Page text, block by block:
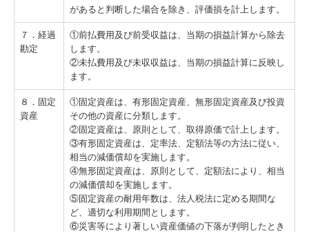
があると判断した場合を除き、評価損を計上します。
７．経過
勘定
①前払費用及び前受収益は、当期の損益計算から除去
します。
②未払費用及び未収収益は、当期の損益計算に反映し
ます。
８．固定
資産
①固定資産は、有形固定資産、無形固定資産及び投資
その他の資産に分類します。
②固定資産は、原則として、取得原価で計上します。
③有形固定資産は、定率法、定額法等の方法に従い、
相当の減価償却を実施します。
④無形固定資産は、原則として、定額法により、相当
の減価償却を実施します。
⑤固定資産の耐用年数は、法人税法に定める期間な
ど、適切な利用期間とします。
⑥災害等により著しい資産価値の下落が判明したとき